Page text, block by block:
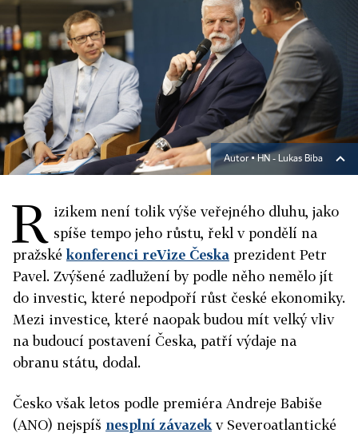
Autor ▪HN - Lukas Biba
R izikem není tolik výše veřejného dluhu, jako
spíše tempo jeho růstu, řekl v pondělí na
pražskékonferenci reVize Česka prezident Petr
Pavel. Zvýšené zadlužení by podle něho nemělo jít
do investic, které nepodpoří růst české ekonomiky.
Mezi investice, které naopak budou mít velký vliv
na budoucí postavení Česka, patří výdaje na
obranu státu, dodal.
Česko však letos podle premiéra Andreje Babiše
(ANO) nejspíš nesplní závazek v Severoatlantické